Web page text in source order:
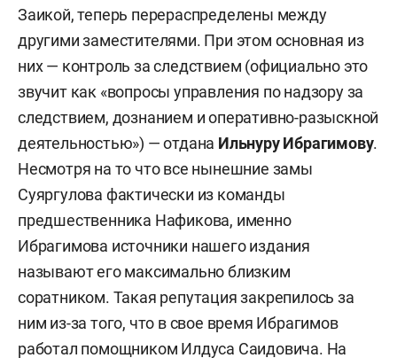
Заикой, теперь перераспределены между
другими заместителями. При этом основная из
них — контроль за следствием (официально это
звучит как «вопросы управления по надзору за
следствием, дознанием и оперативно-разыскной
деятельностью») — отдана Ильнуру Ибрагимову.
Несмотря на то что все нынешние замы
Суяргулова фактически из команды
предшественника Нафикова, именно
Ибрагимова источники нашего издания
называют его максимально близким
соратником. Такая репутация закрепилось за
ним из-за того, что в свое время Ибрагимов
работал помощником Илдуса Саидовича. На